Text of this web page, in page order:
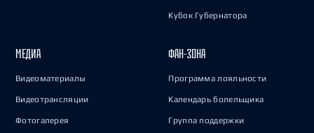
Кубок Губернатора
МЕДИА
Видеоматериалы
Видеотрансляции
Фотогалерея
ФАН-ЗОНА
Программа лояльности
Календарь болельщика
Группа поддержки